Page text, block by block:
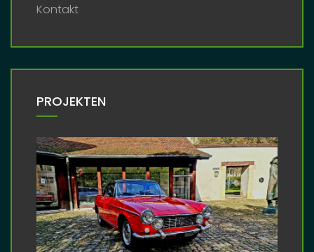
Kontakt
PROJEKTEN
/ /
AlfaRomeo 1750 GTAm
Autos